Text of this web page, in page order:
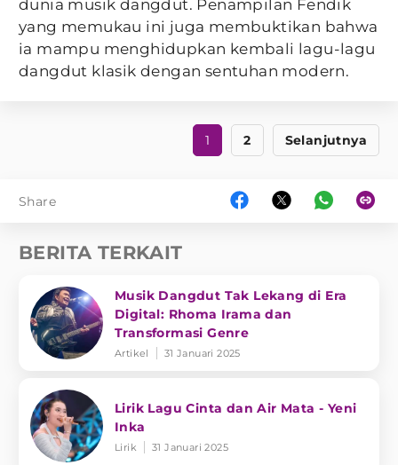
dunia musik dangdut. Penampilan Fendik
yang memukau ini juga membuktikan bahwa
ia mampu menghidupkan kembali lagu-lagu
dangdut klasik dengan sentuhan modern.
1 2 Selanjutnya
Share
BERITA TERKAIT
Musik Dangdut Tak Lekang di Era
Digital: Rhoma Irama dan
Transformasi Genre
Artikel 31 Januari 2025
Lirik Lagu Cinta dan Air Mata - Yeni
Inka
Lirik 31 Januari 2025